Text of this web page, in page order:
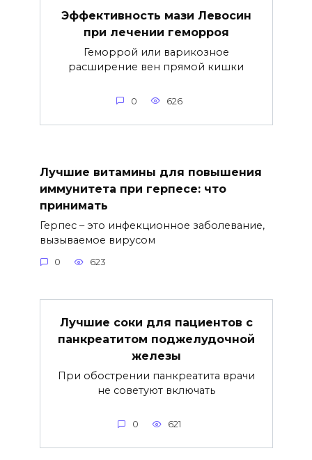
Эффективность мази Левосин
при лечении геморроя
Геморрой или варикозное
расширение вен прямой кишки
0 626
Лучшие витамины для повышения
иммунитета при герпесе: что
принимать
Герпес – это инфекционное заболевание,
вызываемое вирусом
0 623
Лучшие соки для пациентов с
панкреатитом поджелудочной
железы
При обострении панкреатита врачи
не советуют включать
0 621